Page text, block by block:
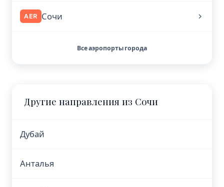
AER Сочи
Все аэропорты города
Другие направления из Сочи
Дубай
Анталья